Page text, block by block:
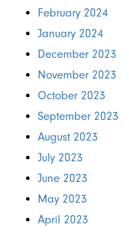
February 2024
January 2024
December 2023
November 2023
October 2023
September 2023
August 2023
July 2023
June 2023
May 2023
April 2023